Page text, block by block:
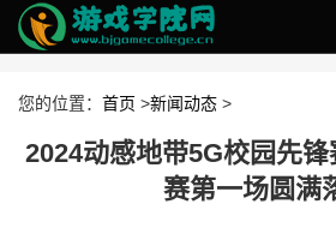
您的位置： 首页 >新闻动态 >
2024动感地带5G校园先
赛第一场圆满